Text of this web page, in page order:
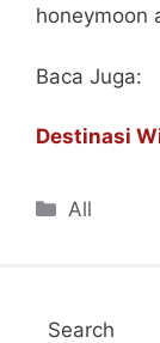
honeymoon
Baca Juga:
Destinasi
Categories
All
Search